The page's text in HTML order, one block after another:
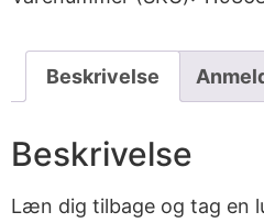
Beskrivelse
Beskrivelse
Læn dig tilbage og tag en